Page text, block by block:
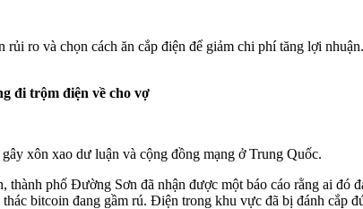
ro và chọn cách ăn cắp điện để giảm chi phí tăng lợi
đi trộm điện về cho vợ
xôn xao dư luận và cộng đồng mạng ở Trung Quốc.
phố Đường Sơn đã nhận được một báo cáo rằng ai đó
bitcoin đang gầm rú. Điện trong khu vực đã bị đánh cắp